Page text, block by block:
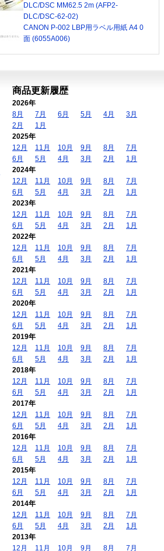
DLC/DSC MM62.5 2m (AFP2-
DLC/DSC-62-02)
CANON P-002 LBP用ラベル用紙 A4 0
面 (6055A006)
商品更新履歴
2026年
8月
7月 6月 5月 4月
3月
2月
1月
2025年
12月
11月 10月 9月 8月
7月
6月
5月 4月 3月 2月
1月
2024年
12月
11月 10月 9月 8月
7月
6月
5月 4月 3月 2月
1月
2023年
12月
11月 10月 9月 8月
7月
6月
5月 4月 3月 2月
1月
2022年
12月
11月 10月 9月 8月
7月
6月
5月 4月 3月 2月
1月
2021年
12月
11月 10月 9月 8月
7月
6月
5月 4月 3月 2月
1月
2020年
12月
11月 10月 9月 8月
7月
6月
5月 4月 3月 2月
1月
2019年
12月
11月 10月 9月 8月
7月
6月
5月 4月 3月 2月
1月
2018年
12月
11月 10月 9月 8月
7月
6月
5月 4月 3月 2月
1月
2017年
12月
11月 10月 9月 8月
7月
6月
5月 4月 3月 2月
1月
2016年
12月
11月 10月 9月 8月
7月
6月
5月 4月 3月 2月
1月
2015年
12月
11月 10月 9月 8月
7月
6月
5月 4月 3月 2月
1月
2014年
12月
11月 10月 9月 8月
7月
6月
5月 4月 3月 2月
1月
2013年
12月
11月 10月 9月 8月 7月